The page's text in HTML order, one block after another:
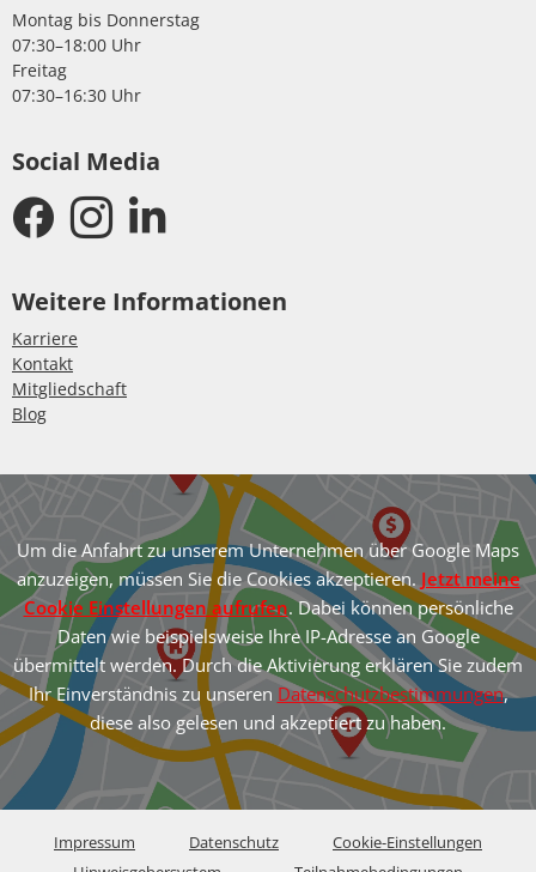
Montag bis Donnerstag
07:30–18:00 Uhr
Freitag
07:30–16:30 Uhr
Social Media
Weitere Informationen
Karriere
Kontakt
Mitgliedschaft
Blog
Um die Anfahrt zu unserem Unternehmen über Google Maps
anzuzeigen, müssen Sie die Cookies akzeptieren. Jetzt meine
Cookie Einstellungen aufrufen. Dabei können persönliche
Daten wie beispielsweise Ihre IP-Adresse an Google
übermittelt werden. Durch die Aktivierung erklären Sie zudem
Ihr Einverständnis zu unseren Datenschutzbestimmungen,
diese also gelesen und akzeptiert zu haben.
Impressum Datenschutz
Cookie-Einstellungen